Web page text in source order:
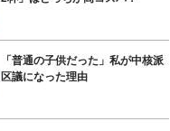
「普通の子供だった」私が中核派
区議になった理由